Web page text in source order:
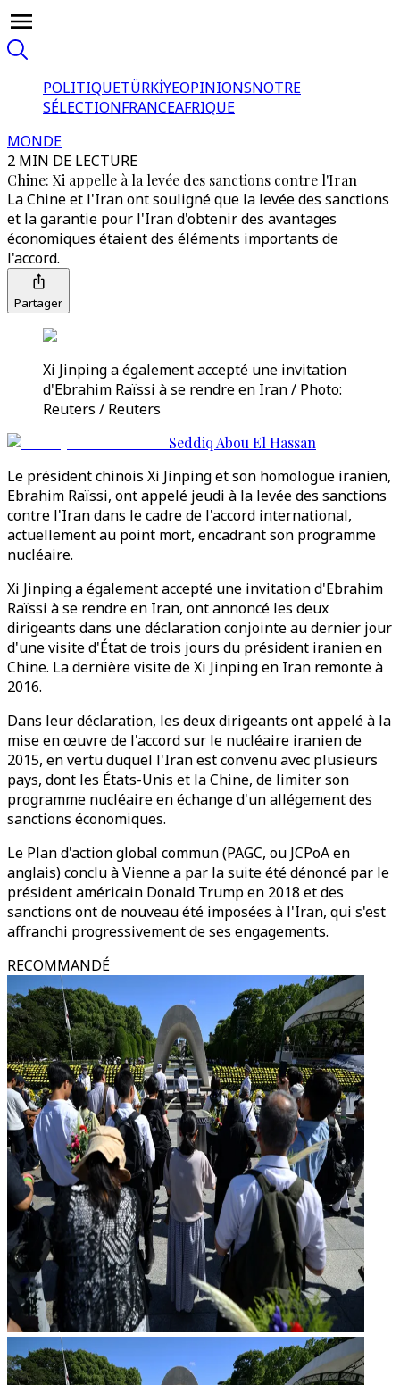
POLITIQUETÜRKİYEOPINIONSNOTRE
SÉLECTIONFRANCEAFRIQUE
MONDE
2 MIN DE LECTURE
Chine: Xi appelle à la levée des sanctions contre l'Iran
La Chine et l'Iran ont souligné que la levée des sanctions
et la garantie pour l'Iran d'obtenir des avantages
économiques étaient des éléments importants de
l'accord.
Partager
Xi Jinping a également accepté une invitation
d'Ebrahim Raïssi à se rendre en Iran / Photo:
Reuters / Reuters
Seddiq Abou El Hassan
Le président chinois Xi Jinping et son homologue iranien,
Ebrahim Raïssi, ont appelé jeudi à la levée des sanctions
contre l'Iran dans le cadre de l'accord international,
actuellement au point mort, encadrant son programme
nucléaire.
Xi Jinping a également accepté une invitation d'Ebrahim
Raïssi à se rendre en Iran, ont annoncé les deux
dirigeants dans une déclaration conjointe au dernier jour
d'une visite d'État de trois jours du président iranien en
Chine. La dernière visite de Xi Jinping en Iran remonte à
2016.
Dans leur déclaration, les deux dirigeants ont appelé à la
mise en œuvre de l'accord sur le nucléaire iranien de
2015, en vertu duquel l'Iran est convenu avec plusieurs
pays, dont les États-Unis et la Chine, de limiter son
programme nucléaire en échange d'un allégement des
sanctions économiques.
Le Plan d'action global commun (PAGC, ou JCPoA en
anglais) conclu à Vienne a par la suite été dénoncé par le
président américain Donald Trump en 2018 et des
sanctions ont de nouveau été imposées à l'Iran, qui s'est
affranchi progressivement de ses engagements.
RECOMMANDÉ